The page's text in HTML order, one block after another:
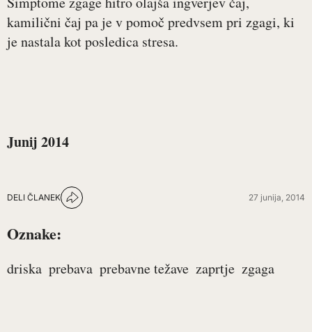
kamilični čaj pa je v pomoč predvsem pri zgagi, ki
je nastala kot posledica stresa.
Junij 2014
DELI ČLANEK 27 junija, 2014
Oznake:
driska prebava prebavne težave zaprtje zgaga